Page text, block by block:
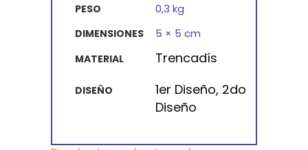
PESO 0,3 kg
DIMENSIONES 5 × 5 cm
MATERIAL Trencadís
DISEÑO
1er Diseño, 2do
Diseño